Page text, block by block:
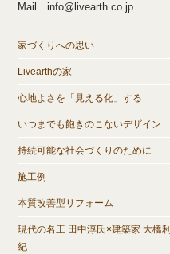
Mail｜info@livearth.co.jp
家づくりへの思い
Livearthの家
心地よさを「見える化」する
いつまでも飽きのこないデザイン
持続可能な社会づくりのために
施工例
本質改善型リフォーム
現代の名工 田中淳氏×建築家 大橋利
紀